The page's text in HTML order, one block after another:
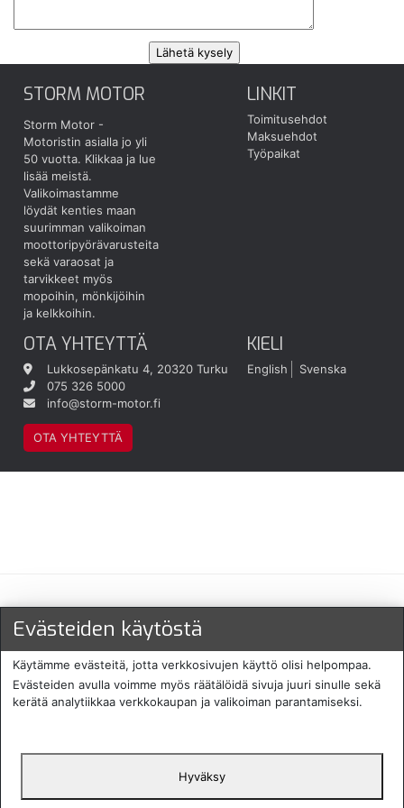
STORM MOTOR
Storm Motor -
Motoristin asialla jo yli
50 vuotta. Klikkaa ja lue
lisää meistä.
Valikoimastamme
löydät kenties maan
suurimman valikoiman
moottoripyörävarusteita
sekä varaosat ja
tarvikkeet myös
mopoihin, mönkijöihin
ja kelkkoihin.
LINKIT
Toimitusehdot
Maksuehdot
Työpaikat
OTA YHTEYTTÄ
Lukkosepänkatu 4, 20320 Turku
075 326 5000
info@storm-motor.fi
OTA YHTEYTTÄ
KIELI
English Svenska
Maksu- ja toimitustavat
Protecomp Copyright 2024. All rights
English
Evästeiden käytöstä
Käytämme evästeitä, jotta verkkosivujen käyttö olisi helpompaa.
Evästeiden avulla voimme myös räätälöidä sivuja juuri sinulle sekä
kerätä analytiikkaa verkkokaupan ja valikoiman parantamiseksi.
Hyväksy